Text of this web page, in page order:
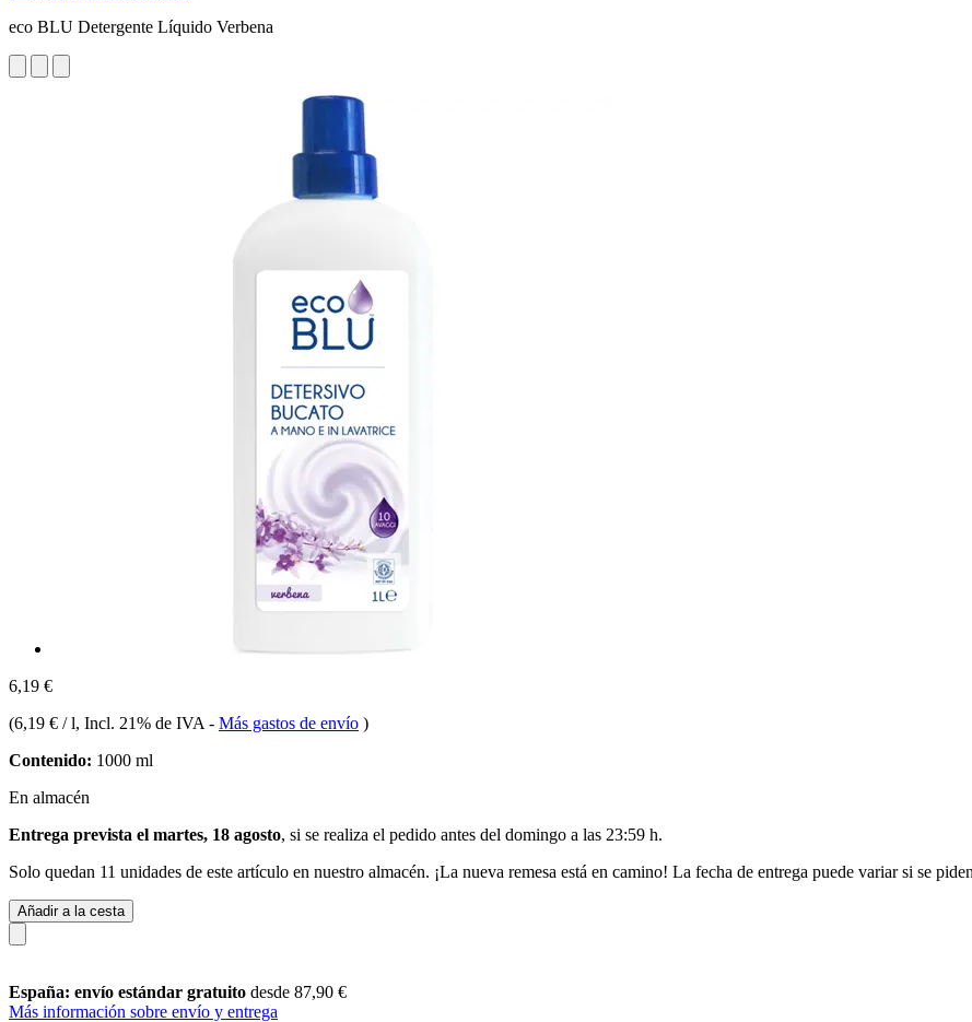
eco BLU Detergente Líquido Verbena
6,19 €
(6,19 € / l, Incl. 21% de IVA - Más gastos de envío )
Contenido: 1000 ml
En almacén
Entrega prevista el martes, 18 agosto, si se realiza el pedido antes del domingo a las 23:59 h.
Solo quedan 11 unidades de este artículo en nuestro almacén. ¡La nueva remesa está en camino! La fecha de entrega puede variar si se
Añadir a la cesta
España: envío estándar gratuito desde 87,90 €
Más información sobre envío y entrega